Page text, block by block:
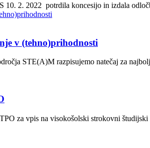
10. 2. 2022 potrdila koncesijo in izdala
v (tehno)prihodnosti
STE(A)M razpisujemo natečaj za
za vpis na visokošolski strokovni